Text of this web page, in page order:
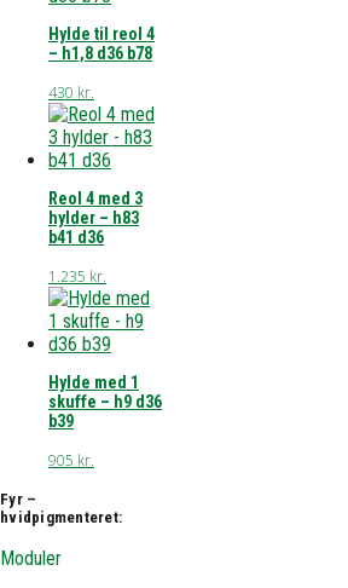
Hylde til reol 4
– h1,8 d36 b78
430 kr.
Reol 4 med 3
hylder – h83
b41 d36
1.235 kr.
Hylde med 1
skuffe – h9 d36
b39
905 kr.
Fyr –
hvidpigmenteret:
Moduler